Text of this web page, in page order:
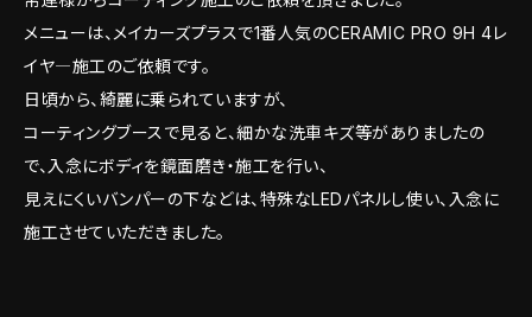
メニューは、メイカーズプラスで1番人気のCERAMIC PRO 9H 4レ
イヤ―施工のご依頼です。
日頃から、綺麗に乗られていますが、
コーティングブースで見ると、細かな洗車キズ等がありましたの
で、入念にボディを鏡面磨き・施工を行い、
見えにくいバンパーの下などは、特殊なLEDパネルし使い、入念に
施工させていただきました。